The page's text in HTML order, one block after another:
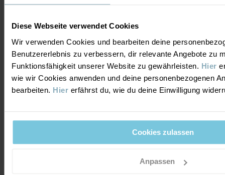
Diese Webseite verwendet Cookies
Wir verwenden Cookies und bearbeiten deine
Benutzererlebnis zu verbessern, dir relevante Angebote zu
Funktionsfähigkeit unserer Website zu gewährleisten. Hier
wie wir Cookies anwenden und deine personenbezogenen
bearbeiten. Hier erfährst du, wie du deine Einwilligung
Cookies zulassen
Anpassen
BRAUCHST DU HILFE?
NIMM KONTAKT ZU UNS AUF
COOKIE-RICHTLINIEN
ÜBER UNS
Über Polarn O. Pyret